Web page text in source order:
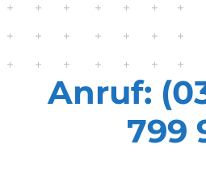
Anruf:
799